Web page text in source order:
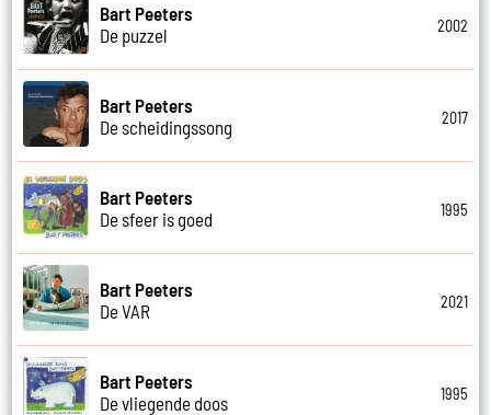
Bart Peeters
De puzzel
2002
Bart Peeters
De scheidingssong
2017
Bart Peeters
De sfeer is goed
1995
Bart Peeters
De VAR
2021
Bart Peeters
De vliegende doos
1995